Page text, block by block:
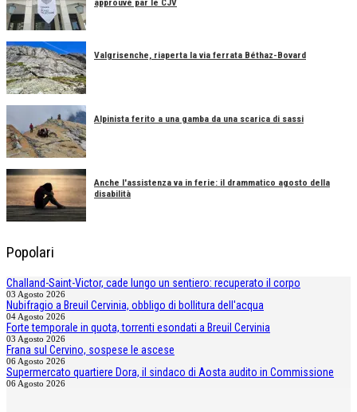
approuvé par le CJV
Valgrisenche, riaperta la via ferrata Béthaz-Bovard
Alpinista ferito a una gamba da una scarica di sassi
Anche l'assistenza va in ferie: il drammatico agosto della
disabilità
Popolari
Challand-Saint-Victor, cade lungo un sentiero: recuperato il corpo
03 Agosto 2026
Nubifragio a Breuil Cervinia, obbligo di bollitura dell'acqua
04 Agosto 2026
Forte temporale in quota, torrenti esondati a Breuil Cervinia
03 Agosto 2026
Frana sul Cervino, sospese le ascese
06 Agosto 2026
Supermercato quartiere Dora, il sindaco di Aosta audito in Commissione
06 Agosto 2026